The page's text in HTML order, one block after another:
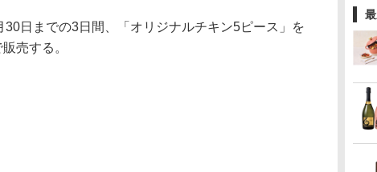
日までの3日間、「オリジナルチキン5ピース」を
売する。